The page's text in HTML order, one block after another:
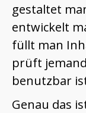
gestaltet
entwickelt
füllt man
prüft
benutzbar
Genau das